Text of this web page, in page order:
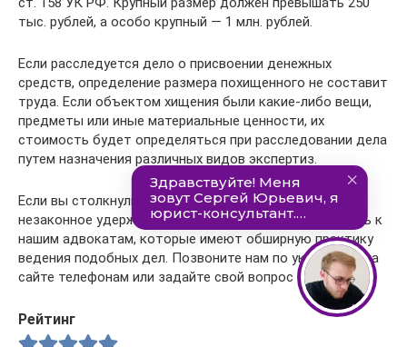
тыс. рублей, а особо крупный — 1 млн. рублей.
Если расследуется дело о присвоении денежных
средств, определение размера похищенного не составит
труда. Если объектом хищения были какие-либо вещи,
предметы или иные материальные ценности, их
стоимость будет определяться при расследовании дела
путем назначения различных видов экспертиз.
Если вы столкнулись с уголовным преследованием за
незаконное удержание чужого имущества, обратитесь к
нашим адвокатам, которые имеют обширную практику
ведения подобных дел. Позвоните нам по указанным на
сайте телефонам или задайте свой вопрос онлайн.
Рейтинг